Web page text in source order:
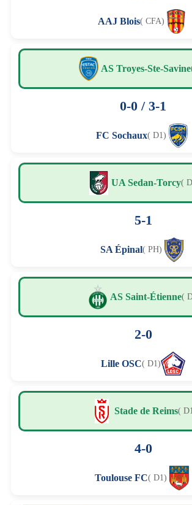
AAJ Blois( CFA)
AS Troyes-Ste-Savine
0-0 / 3-1
FC Sochaux( D1)
UA Sedan-Torcy(
5-1
SA Épinal( PH)
AS Saint-Étienne(
2-0
Lille OSC( D1)
Stade de Reims(
4-0
Toulouse FC( D1)